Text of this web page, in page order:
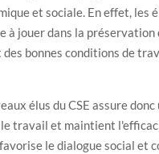
et sociale. En effet, les
à jouer dans la préservation
bonnes conditions de
élus du CSE assure donc
travail et maintient
le dialogue social et